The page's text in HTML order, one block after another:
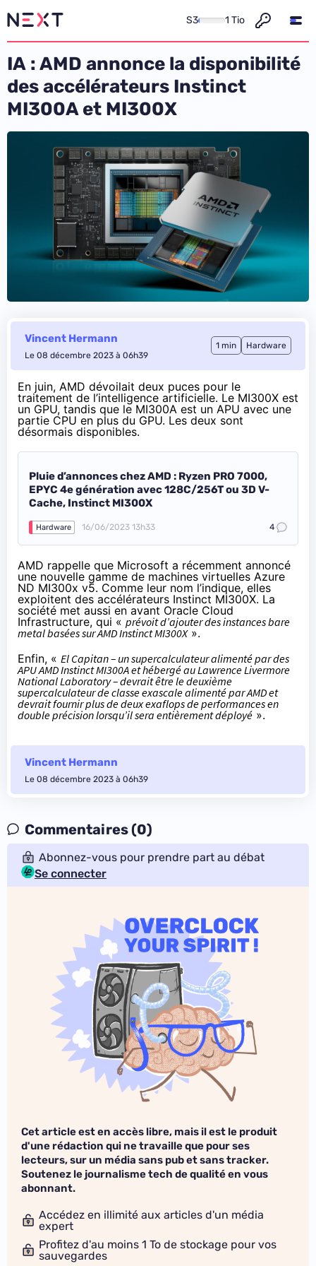
S3 1 Tio
IA : AMD annonce la disponibilité
des accélérateurs Instinct
MI300A et MI300X
Vincent Hermann
Le 08 décembre 2023 à 06h39
1 min Hardware
En juin, AMD dévoilait deux puces pour le
traitement de l’intelligence artificielle. Le MI300X est
un GPU, tandis que le MI300A est un APU avec une
partie CPU en plus du GPU. Les deux sont
désormais disponibles.
Pluie d’annonces chez AMD : Ryzen PRO 7000,
EPYC 4e génération avec 128C/256T ou 3D V-
Cache, Instinct MI300X
Hardware 16/06/2023 13h33 4
AMD rappelle que Microsoft a récemment annoncé
une nouvelle gamme de machines virtuelles Azure
ND MI300x v5. Comme leur nom l’indique, elles
exploitent des accélérateurs Instinct MI300X. La
société met aussi en avant Oracle Cloud
Infrastructure, qui « prévoit d’ajouter des instances bare
metal basées sur AMD Instinct MI300X».
Enfin, « El Capitan – un supercalculateur alimenté par des
APU AMD Instinct MI300A et hébergé au Lawrence Livermore
National Laboratory – devrait être le deuxième
supercalculateur de classe exascale alimenté par AMD et
devrait fournir plus de deux exaflops de performances en
double précision lorsqu’il sera entièrement déployé ».
Vincent Hermann
Le 08 décembre 2023 à 06h39
Commentaires (0)
Abonnez-vous pour prendre part au débat
Se connecter
Cet article est en accès libre, mais il est le produit
d'une rédaction qui ne travaille que pour ses
lecteurs, sur un média sans pub et sans tracker.
Soutenez le journalisme tech de qualité en vous
abonnant.
Accédez en illimité aux articles d'un média
expert
Profitez d'au moins 1 To de stockage pour vos
sauvegardes